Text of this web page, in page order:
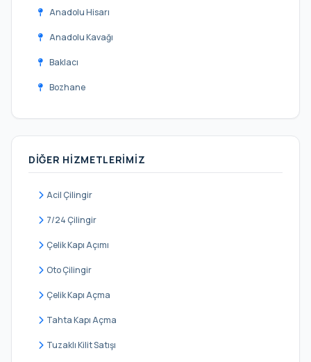
Anadolu Hisarı
Anadolu Kavağı
Baklacı
Bozhane
Çengeldere
Çiftlik
DIĞER HIZMETLERIMIZ
Acil Çilingir
7/24 Çilingir
Çelik Kapı Açımı
Oto Çilingir
Çelik Kapı Açma
Tahta Kapı Açma
Tuzaklı Kilit Satışı